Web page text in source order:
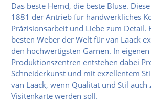
Das beste Hemd, die beste Bluse.
1881 der Antrieb für handwerkliches
Präzisionsarbeit und Liebe zum Detail.
besten Weber der Welt für van Laack
den hochwertigsten Garnen. In eigenen
Produktionszentren entstehen dabei
Schneiderkunst und mit exzellentem
van Laack, wenn Qualität und Stil auch
Visitenkarte werden soll.